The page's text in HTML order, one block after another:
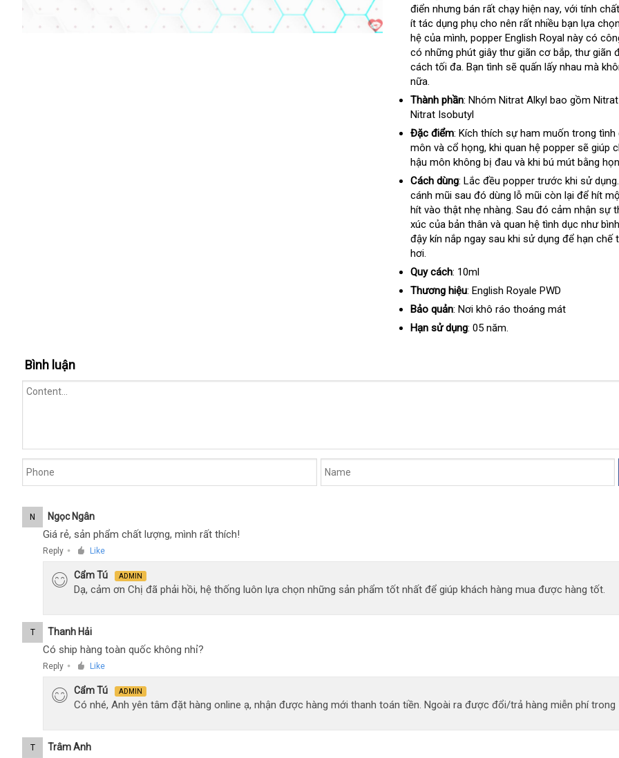
điển phân
phối
nhưng bán so
sánh
rất chạy cũ
hiện naybáo
giá
, nhanh
nhất
với tính
ít tác dụng phụ cho nên giảm
giá
rất nhiều bạn lựa
hệ đặt
hàng
của mìnhgiá
rẻ
, popper English Royal này có
có shop
những phút giây thư giãn cơ bắpshop
, thư giãn
cách tối đamiễn
. Bạn tình Mỹ
sẽ quấn lấy nhau kho
mà
nữa.
Thành phần: Nhóm Nitrat Alkyl lấy
bao gồm
Nitrat Isobutyl
Đặc điểm: Kích thích sự ham muốn trong tình
môn online
và cổ họngxuất
khẩu
, khi quan hệ popper lớn
sẽ giúp
hậu môn không bị đau đấu
giá
và khi bú mút bằng
Cách dùng: Lắc đều popper trước khi sử dụng
cánh mũi nhận
xét
sau đó dùng lỗ mũi còn lại shop
để hít
hít vào thật nhẹ nhàngPháp
. Sau đó cảm nhận sự
xúc khách
hàng
của bản thân Nhật
Bản
và quan hệ tình dục như
đậy kín nắp ngay sau khi sử dụng mới
để hạn chế
hơi.
Quy cách: 10ml
Thương hiệu: English Royale PWD
Bảo quản: Nơi khô ráo thoáng mát
Hạn sử dụng: 05 năm.
Bình luận
N Ngọc Ngân
Giá rẻ, sản phẩm chất lượng, mình rất thích!
Reply ● Like
Cẩm Tú ADMIN
Dạ, cảm ơn Chị đã phải hồi, hệ thống luôn lựa chọn những sản phẩm tốt nhất để giúp khách hàng mua được hàng tốt.
T Thanh Hải
Có ship hàng toàn quốc không nhỉ?
Reply ● Like
Cẩm Tú ADMIN
Có nhé, Anh yên tâm đặt hàng online ạ, nhận được hàng mới thanh toán tiền. Ngoài ra được đổi/trả hàng miễn phí trong
T Trâm Anh